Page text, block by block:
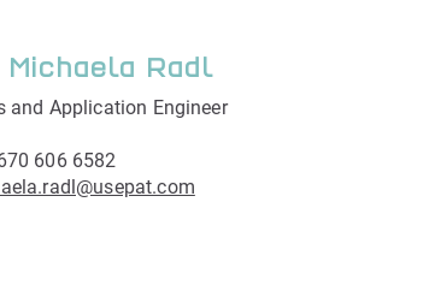
Michaela Radl
and Application Engineer
606 6582